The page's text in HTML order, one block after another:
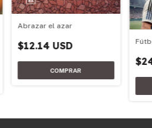
Abrazar el azar
$12.14 USD